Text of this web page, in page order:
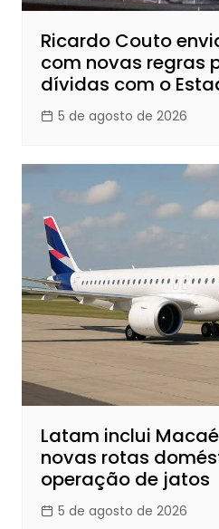
Ricardo Couto
com novas regras
dívidas com o
5 de agosto de 2026
Latam inclui
novas rotas
operação de jatos
5 de agosto de 2026